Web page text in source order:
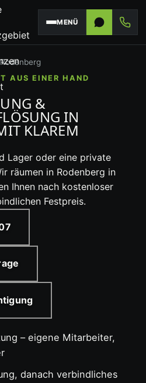
MENÜ
AUS EINER HAND
&
IN
KLAREM
Lager oder eine private
räumen in Rodenberg in
Ihnen nach kostenloser
Festpreis.
– eigene Mitarbeiter,
danach verbindliches